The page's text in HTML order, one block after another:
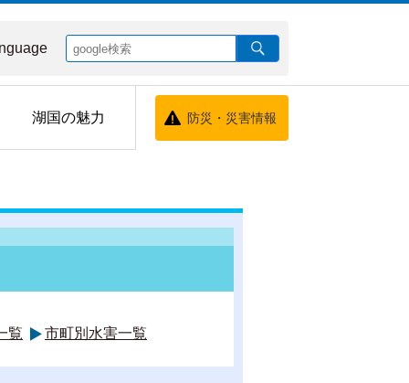
湖国の魅力 防災・災害情報
覧 市町別水害一覧